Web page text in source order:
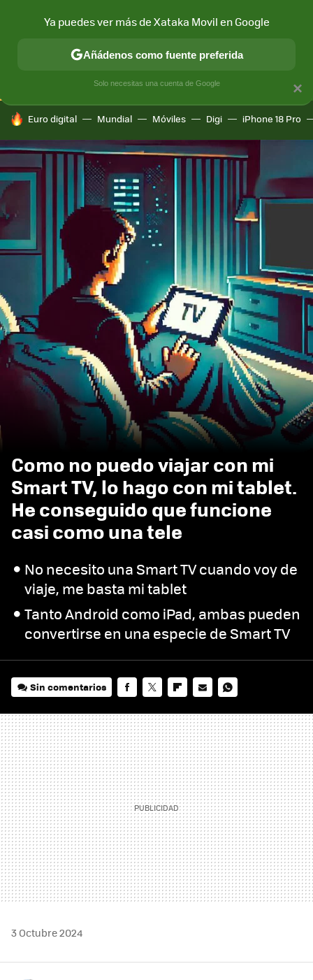
CONECTIVIDAD MÓVIL Y SOCIEDAD APLICACIONES
HOY SE HABLA DE
Euro digital Mundial Móviles Digi iPhone 18 Pro
Como no puedo viajar con mi
Smart TV, lo hago con mi tablet.
He conseguido que funcione
casi como una tele
No necesito una Smart TV cuando voy de
viaje, me basta mi tablet
Tanto Android como iPad, ambas pueden
convertirse en una especie de Smart TV
Sin comentarios
MAIL
3 Octubre 2024
×
Ya puedes ver más de Xataka Movil en Google
Añádenos como fuente preferida
Solo necesitas una cuenta de Google